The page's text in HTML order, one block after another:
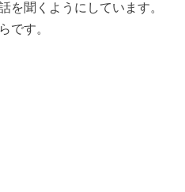
を聞くようにしています。
です。